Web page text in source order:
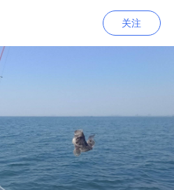
关注